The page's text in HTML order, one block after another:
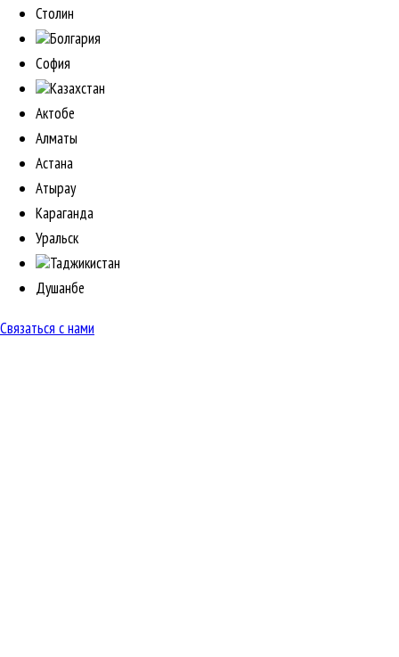
Столин
Болгария
София
Казахстан
Актобе
Алматы
Астана
Атырау
Караганда
Уральск
Таджикистан
Душанбе
Связаться с нами